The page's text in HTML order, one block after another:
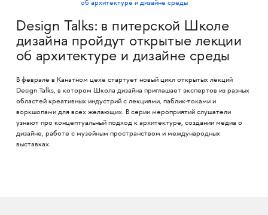
Design Talks: в питерской Школе
дизайна пройдут открытые лекции
об архитектуре и дизайне среды
В феврале в Канатном цехе стартует новый цикл открытых лекций
Design Talks, в котором Школа дизайна приглашает экспертов из разных
областей креативных индустрий с лекциями, паблик-токами и
воркшопами для всех желающих. В серии мероприятий слушатели
узнают про концептуальный подход к архитектуре, создании медиа о
дизайне, работе с музейным пространством и международных
выставках.